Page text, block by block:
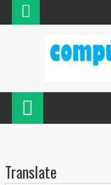
Translate